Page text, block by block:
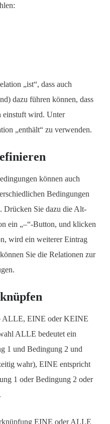
„ist“, dass auch
dazu führen können, dass
einstuft wird. Unter
„enthält“ zu verwenden.
können auch
Bedingungen
. Drücken Sie dazu die Alt-
ein „–“-Button, und klicken
wird ein weiterer Eintrag
Sie die Relationen zur
ALLE, EINE oder KEINE
ALLE bedeutet ein
1 und Bedingung 2 und
wahr), EINE entspricht
1 oder Bedingung 2 oder
EINE oder ALLE